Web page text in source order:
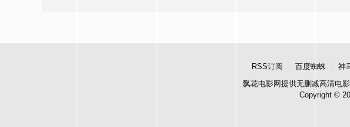
RSS订阅 百度蜘蛛 神
飘花电影网提供无删减高清电
Copyright ©